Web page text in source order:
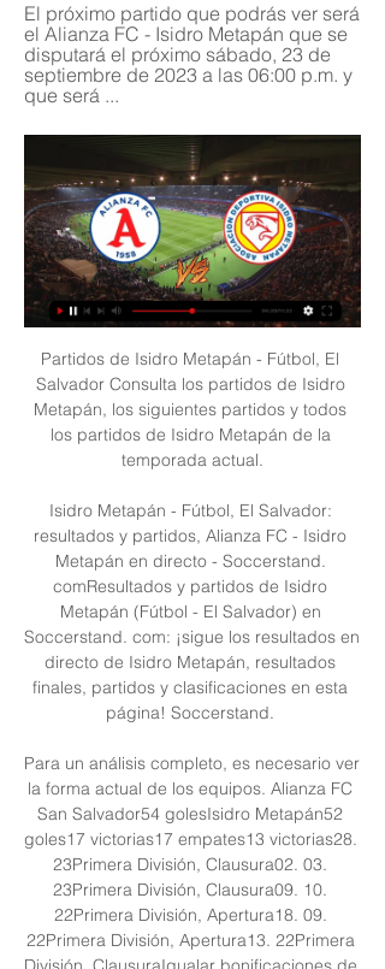
El próximo partido que podrás ver será
el Alianza FC - Isidro Metapán que se
disputará el próximo sábado, 23 de
septiembre de 2023 a las 06:00 p.m. y
que será ...
Partidos de Isidro Metapán - Fútbol, El Salvador Consulta los partidos de Isidro Metapán, los siguientes partidos y todos los partidos de Isidro Metapán de la temporada actual.

Isidro Metapán - Fútbol, El Salvador: resultados y partidos, Alianza FC - Isidro Metapán en directo - Soccerstand. comResultados y partidos de Isidro Metapán (Fútbol - El Salvador) en Soccerstand. com: ¡sigue los resultados en directo de Isidro Metapán, resultados finales, partidos y clasificaciones en esta página! Soccerstand. 

Para un análisis completo, es necesario ver la forma actual de los equipos. Alianza FC San Salvador54 golesIsidro Metapán52 goles17 victorias17 empates13 victorias28. 23Primera División, Clausura02. 03. 23Primera División, Clausura09. 10. 22Primera División, Apertura18. 09. 22Primera División, Apertura13. 22Primera División, ClausuraIgualar bonificaciones de sociosConsejos de apuestas: Alianza FC San Salvador - Isidro MetapánEste bloque contiene la información más reciente sobre la clasificación del campeonato. Los usuarios pueden ver la ubicación actual de los competidores en el campeonato y las principales actuaciones de los equipos Alianza FC San Salvador e Isidro Metapán. Cosas seguras y serie H2HEl Alianza FC San Salvador ha marcado en 9 de sus últimos 10 partidos contra el Isidro Metapán en Primera División, Apertura. 

Televisión: ¿Dónde ver por TV el partido entre Isidro Metapán - Alianza? Este duelo no se podrá ver dentro de los Estados Unidos, sin embargo, te damos todas las opciones que tienes para seguir este partido en donde se enfrentan dos conjuntos contendientes del torneo. Dentro de nuestro portal podrás seguir el minuto a minuto en donde podrás conocer los detalles del encuentro de la fecha 6 de la Liga Mayor de Futbol de El Salvador. Tendremos todos los goles de este encuentro para que los conozcas antes que nadie y puedas celebrar con tu equipo. Internet: Sigue el minuto a minuto online del partido entre Isidro Metapán - AlianzaSigue la retransmisión de este partido con todos los detalles desde el previo, durante y después del partido en AS. 

Alianza FC San Salvador vs Isidro Metapán pronóstico para hoy 24 Septiembre 2023 FútbolVista previa del partidoEn vista de las estadísticas detalladas de ambos Alianza FC San Salvador y Isidro Metapán, en nuestro pronóstico sugerimos que "Total goles Más(1. 5)" es una apuesta fuerte para el próximo partido. El partido comenzará el 24 Septiembre a las 0:00, así que podrás ver los resultados en directo en nuestra página web. Encuentros presenciales y resultados recientesEl último enfrentamiento cara a cara entre los clubes tuvo lugar el 28. 04. 

Isidro Metapán - Alianza: Cómo y dónde ver en vivo online 24 ago 2018 — Horario, canal de TV y cómo ver en vivo Online el juego; Isidro Metapán - Alianza. Todo el resumen y goles de la Liga de El Salvador este 25 ...

Isidro Metapán: marcadores en directo, resultados y partidos Isidro Metapán (Sal). 1. 0. 26.07. P. Mostrar más partidos. Próximos. EL SALVADORPrimera División - Apertura. Alianza FC. Isidro Metapán. 23.09. 17:00. Isidro ...

Pronto descubriremos con que van a contraponer a su rival en este partido. Tabla del torneoEn este momento, los equipos se sitúan en la tabla del torneo de la siguiente manera: Alianza FC San Salvador ocupa el puesto 3, y Isidro Metapán se encuentra en la posición 11. Primera Division, Apertura 2023jGTDDBPCondición2. CD Once Municipal1062214-9203. Alianza FC San Salvador936013-7154. CD Luis Angel Firpo Usulutan942316-131410. CD Platense Municipal Zacatecoluca81347-11611. AD Isidro Metapán91356-14612. Santa Tecla FC91177-174Comparación de estadísticasEste bloque proporciona al usuario la oportunidad de ver y comparar las estadísticas de los equipos Alianza FC San Salvador e Isidro Metapán de forma detallada, basándose en los resultados de los últimos 10 partidos de cada equipo. 

Isidro Metapán - Alianza: Cómo y dónde ver en vivo onlineMira aquí en vivo el partido entre Isidro Metapán vs Alianza, Futbol de El SalvadorEn esta jornada tenemos un partido muy atractivo en donde Isidro Metapán quiere sumar a los seis puntos que tiene hasta ahora, para ello tiene que vencer a un equipo que sigue invicto. Alianza marcha con cuatro empates y una victoria, hasta ahora eso le basta para colocarse como cuarto lugar, sin embargo, con la plantilla que tiene debe pelear por los primeros puestos. 

Alianza FC - Isidro Metapan en vivo, resultados H2H Alianza FC Isidro Metapan marcadores en directo (y ver en vivo gratis video streaming en directo) comienza el 25 sept 2023 a las 0:00 (Hora UTC) Primera ...

[[[transmisión-]](((] Hoy FAS vs Isidro Metapán en vivo 7 ma 6 may 2023 — com/fqygt8btXj— Club Deportivo FAS (@CDeportivoFAS) October 1, 2022 ¿Cómo llegan Alianza y FAS al partido? Luego de empatar en la primera ...

Apuesta:Alianza FC San Salvador Total goles Más(0. 5)El Alianza FC San Salvador no ha ganado en cada uno de sus últimos 6 partidos seguidos contra el Isidro Metapán. Apuesta:Isidro Metapán no perderáEl Isidro Metapán gana con un hándicap de +0. 5 en cada uno de sus últimos 6 partidos seguidos contra el Alianza FC San Salvador. Apuesta:Isidro Metapán Hándicap(+0. 5)Alianza FC San Salvador resumen del equipoCada nueva ronda de la Primera División, Apertura es una oportunidad para demostrar sus mejores cualidades. En 9 juegos ganaron 3 veces, empataron 6 veces y perdieron 0. Esto les permitió anotar 15 puntos y colocarse en 3 lugal del campeonato. 

2023 y el partido terminó con el marcador 2:2. Si miramos el historial completo de partidos cara a cara, indica 47 juegos. En los que Alianza FC San Salvador salió victorioso en 17 ocasiones, mientras que el club Isidro Metapán venció en 13 ocasiones, en 17 partidos los equipos no pudieron identificar al más fuerte y los encuentros terminaron en empate. Las estadísticas de goles marcados y recibidos muestran lo siguiente: 50-46. 

[[EN VIVO***]] Águila contra Isidro Metapán en vivo minuto a 9 sept 2023 — Además de ganarle cuatro veces en seis oportunidades como local. Isidro Metapan busca salir de su mala racha Isidro Metapan después de su ...

Cabe mencionar que en los partidos en casa, obtienen una puntuación media de 1. 6 goles (1. 3 goles). El equipo es mas efectivos en el 1 tiempo, anotando 61 de todos los goles y recibiendo más en la 2 mitad - stats. 0. goalsAgainst. home. value (stats. away. value). Para tener éxito, deberá demostrar que sus estadísticas no son aleatorias. Isidro Metapán resumen del equipoEl sorteo de la Primera División, Apertura para Isidro Metapán no es convincente. 6 puntos ganados y el 11 lugar de la tabla claramente no es el resultado que este club quería lograr. De los 9 partidos del campeonato, pudieron completar 1 partidos a su favor, empataron 3 y obtuvieron 3 derrotas. Los resultados tan decepcionantes se explican fácilmente por el promedio de goles marcados y recibidos - 6 y 14 respectivamente. 

Alianza Fútbol Club e Isidro Metapán se enfrentarán en la fecha 19 del Clausura 2023 de la Liga Mayor de El Salvador. Los paquidermos llegan con la necesidad de acercarse al primer puesto, que ostenta Águila, ante unos jaguares que buscan acceder a la siguiente fase del torneo. ¿Qué equipo se llevará los 3 puntos? Alianza vs Isidro Metapán: cuándo, a qué hora juegan y dónde ver el partido Alianza visitará a Isidro Metapán este jueves 27 de abril, a las 7:30 p. m. de El Salvador en el Estadio Jorge "Calero" Suárez. Dicho compromiso se podrá ver EN VIVO y EN DIRECTO a través de Canal 4 y su respectiva app, TCS Go. 

Fútbol, El Salvador: resultados y partidos, Isidro Metapán Isidro Metapán. Fuerte San Francisco. 16.09. 18:00. Isidro Metapán. Jocoro. 20.09. 18:30. Alianza FC. Isidro Metapán. 24.09. 14:00. Isidro Metapán. FAS. 30.09.

com te ofrece páginas de equipos (ej. : Isidro Metapán), páginas de competiciones (ej. : Premier League inglesa), páginas de categorías (ej. : fútbol inglés, con todos los últimos resultados de numerosas competiciones del fútbol inglés - desde la Premier League hasta competiciones semiprofesionales) y también páginas de deportes (ej. resultados de fútbol, con todos los partidos de fútbol de hoy - marcadores en tiempo real, resultados y próximos partidos). 

El juego se va a jugar este sábado 25 de agosto a las 20:00 tiempo del Este dentro del Estadio Jorge “Calero” Suárez. La liga de El Salvador se sigue jugando con alta intensidad y hasta ahora Santa Tecla tiene el liderato con 11 puntos, luego le sigue el sorpresivo equipo de Jocoro FC con 9 puntos, sin duda comenzamos con sorpresas este torneo. Horario: ¿A qué hora empieza el juego Isidro Metapán - Alianza? El partido de la liga de El Salvador comienza este sábado 25 de agosto a partir de las 21:00 EST, 20:00 CST, 18:00 PST. 

Alianza vs Isidro: Apuesta recomendada Primera División ... como lo es el Alianza FC vs Isidro Metapán. En el que ambos pelearán por ¿Cómo jugar en nuestro casino online? Tipos de apuestas deportivas online.

Primera Division Listas de transmisión en vivo Primera Division ; 14:00. Santa Tecla. Once Deportivo ; 17:30. Alianza. Isidro Metapán ; 18:00. FAS. Águila.

Los jaguares se vieron relegados en la tabla, tras una mini crisis de 3 partidos sin vencer (2 empates y 1 derrota), aunque volver a la senda del triunfo lo ha impulsado a luchar por seguir escalando en la clasificación. El último partido fue, precisamente, la victoria ante un rival directo como Dragón, a quien venció por 2-1 con goles de Peralta (25') y Salazar (45'), mientras que Nolasco (88') descontó para los mitológicos. Alianza vs Isidro Metapán: último partido entre ambos En 49 partidos disputados, los paquidermos han vencido en 17 ocasiones, han empatado 17 veces y cayeron en 15 oportunidades a los jaguares. 

[Hoy@@@] Ver Isidro Metapán Jocoro en vivo hoy 21/09 hace 3 días — [ver en vivo] En vivo: Alianza vs CD Platense 07/09/2023 6 sept 2023 — vs Santa Tecla F. (26 o 27 de agosto). Jornada 5: C. Estadísticas como ...

Partidos de Isidro Me